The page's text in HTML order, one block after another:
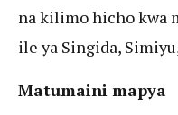
na kilimo hicho kwa
ile ya Singida,
Matumaini mapya